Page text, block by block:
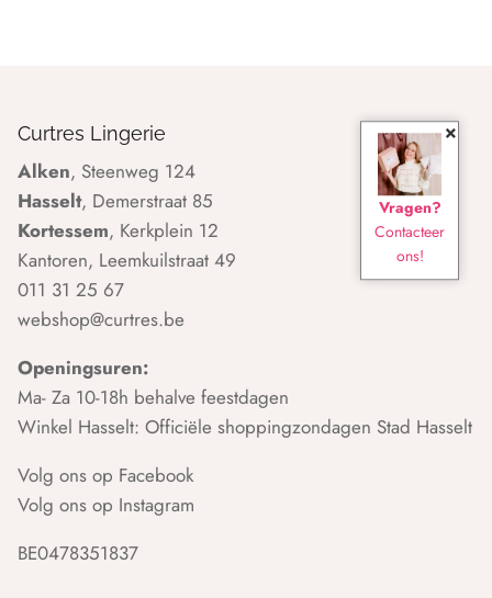
×
Vragen?
Contacteer
ons!
Curtres Lingerie
Alken, Steenweg 124
Hasselt, Demerstraat 85
Kortessem, Kerkplein 12
Kantoren, Leemkuilstraat 49
011 31 25 67
webshop@curtres.be
Openingsuren:
Ma- Za 10-18h behalve feestdagen
Winkel Hasselt: Officiële shoppingzondagen Stad Hasselt
Volg ons op Facebook
Volg ons op Instagram
BE0478351837